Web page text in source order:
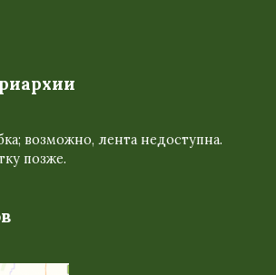
возможно, лента недоступна.
позже.